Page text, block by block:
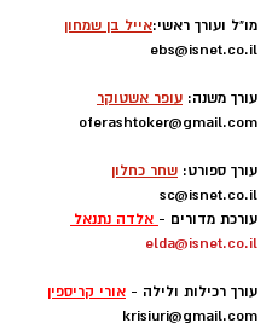
מו"ל ועורך ראשי:אייל בן שמחון
ebs@isnet.co.il
עורך משנה: עופר אשטוקר
oferashtoker@gmail.com
עורך ספורט: שחר כחלון
sc@isnet.co.il
עורכת מדורים - אלדה נתנאל
elda@isnet.co.il
עורך רכילות ולילה - אורי קריספין
krisiuri@gmail.com